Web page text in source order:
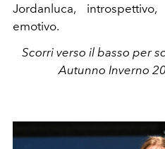
Jordanluca,
emotivo.
Scorri verso il basso per
Autunno Inverno